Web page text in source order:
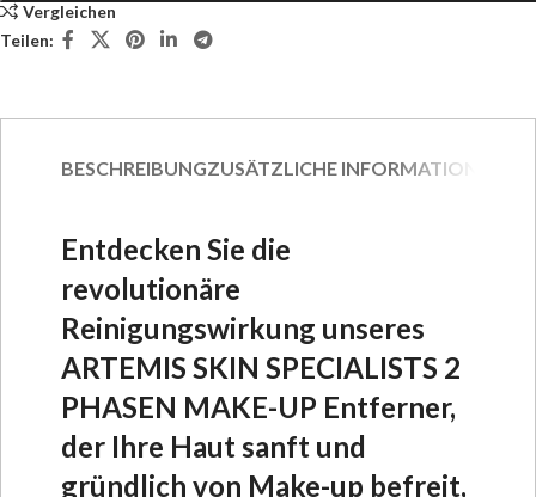
Vergleichen
Teilen:
BESCHREIBUNGZUSÄTZLICHE INFORMATIONEN
Entdecken Sie die
revolutionäre
Reinigungswirkung unseres
ARTEMIS SKIN SPECIALISTS 2
PHASEN MAKE-UP Entferner,
der Ihre Haut sanft und
gründlich von Make-up befreit,